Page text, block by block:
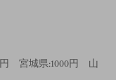
円 宮城県:1000円 山